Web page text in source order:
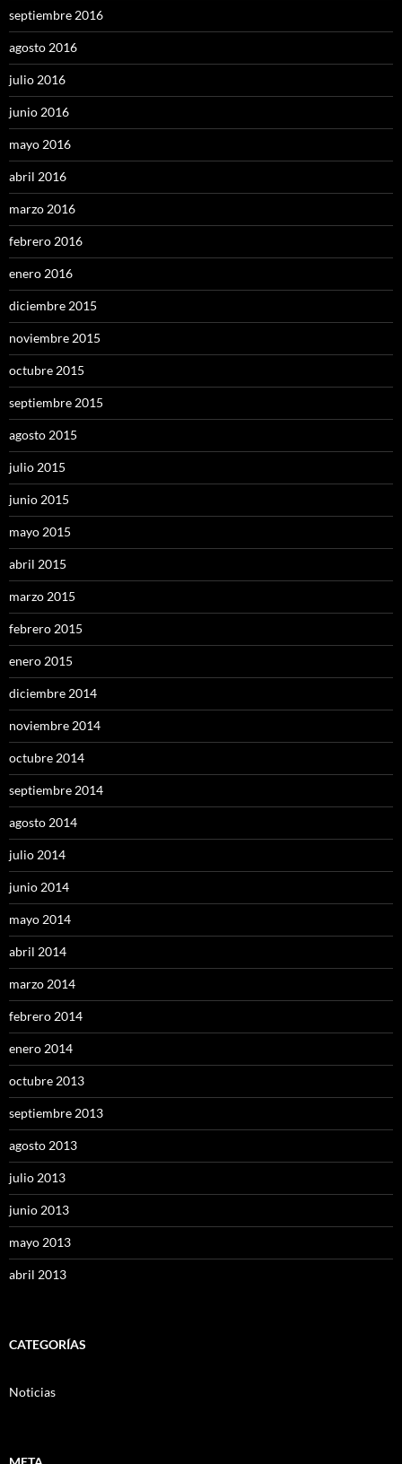
septiembre 2016
agosto 2016
julio 2016
junio 2016
mayo 2016
abril 2016
marzo 2016
febrero 2016
enero 2016
diciembre 2015
noviembre 2015
octubre 2015
septiembre 2015
agosto 2015
julio 2015
junio 2015
mayo 2015
abril 2015
marzo 2015
febrero 2015
enero 2015
diciembre 2014
noviembre 2014
octubre 2014
septiembre 2014
agosto 2014
julio 2014
junio 2014
mayo 2014
abril 2014
marzo 2014
febrero 2014
enero 2014
octubre 2013
septiembre 2013
agosto 2013
julio 2013
junio 2013
mayo 2013
abril 2013
CATEGORÍAS
Noticias